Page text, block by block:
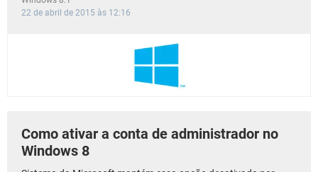
22 de abril de 2015 às 12:16
Como ativar a conta de administrador no
Windows 8